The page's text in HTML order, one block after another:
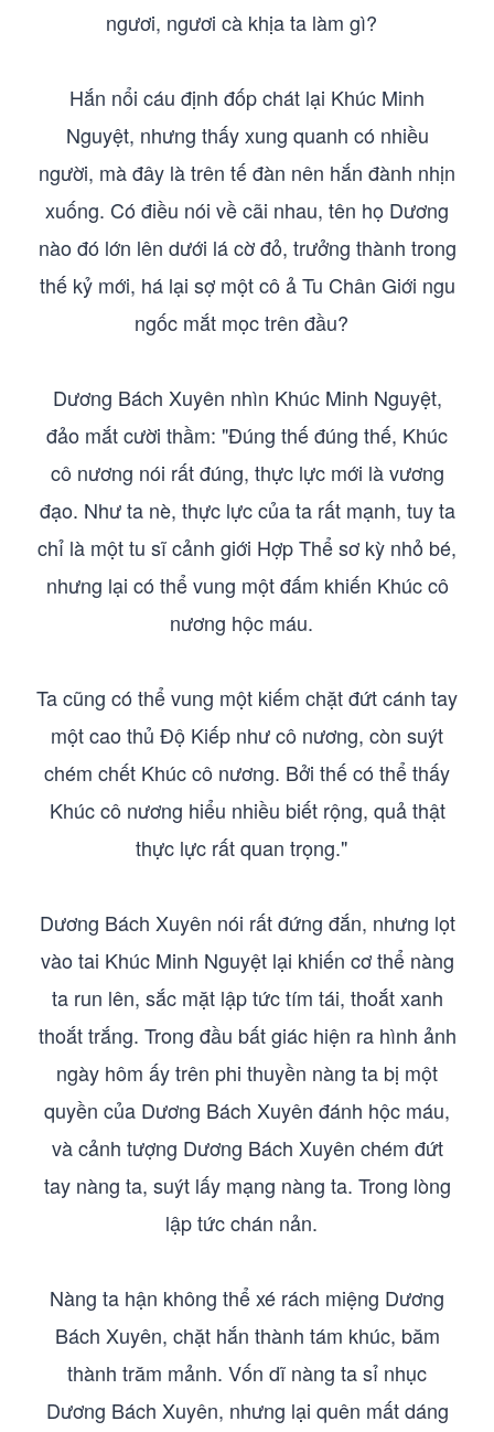
ngươi, ngươi cà khịa ta làm gì?
Hắn nổi cáu định đốp chát lại Khúc Minh
Nguyệt, nhưng thấy xung quanh có nhiều
người, mà đây là trên tế đàn nên hắn đành nhịn
xuống. Có điều nói về cãi nhau, tên họ Dương
nào đó lớn lên dưới lá cờ đỏ, trưởng thành trong
thế kỷ mới, há lại sợ một cô ả Tu Chân Giới ngu
ngốc mắt mọc trên đầu?
Dương Bách Xuyên nhìn Khúc Minh Nguyệt,
đảo mắt cười thầm: "Đúng thế đúng thế, Khúc
cô nương nói rất đúng, thực lực mới là vương
đạo. Như ta nè, thực lực của ta rất mạnh, tuy ta
chỉ là một tu sĩ cảnh giới Hợp Thể sơ kỳ nhỏ bé,
nhưng lại có thể vung một đấm khiến Khúc cô
nương hộc máu.
Ta cũng có thể vung một kiếm chặt đứt cánh tay
một cao thủ Độ Kiếp như cô nương, còn suýt
chém chết Khúc cô nương. Bởi thế có thể thấy
Khúc cô nương hiểu nhiều biết rộng, quả thật
thực lực rất quan trọng."
Dương Bách Xuyên nói rất đứng đắn, nhưng lọt
vào tai Khúc Minh Nguyệt lại khiến cơ thể nàng
ta run lên, sắc mặt lập tức tím tái, thoắt xanh
thoắt trắng. Trong đầu bất giác hiện ra hình ảnh
ngày hôm ấy trên phi thuyền nàng ta bị một
quyền của Dương Bách Xuyên đánh hộc máu,
và cảnh tượng Dương Bách Xuyên chém đứt
tay nàng ta, suýt lấy mạng nàng ta. Trong lòng
lập tức chán nản.
Nàng ta hận không thể xé rách miệng Dương
Bách Xuyên, chặt hắn thành tám khúc, băm
thành trăm mảnh. Vốn dĩ nàng ta sỉ nhục
Dương Bách Xuyên, nhưng lại quên mất dáng